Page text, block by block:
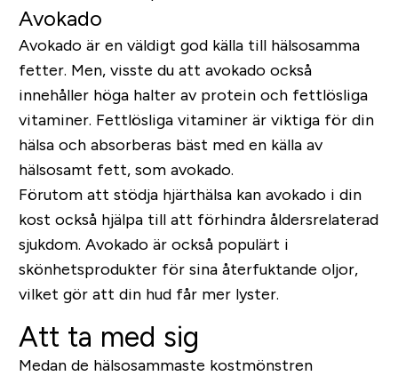
Avokado
Avokado är en väldigt god källa till hälsosamma
fetter. Men, visste du att avokado också
innehåller höga halter av protein och fettlösliga
vitaminer. Fettlösliga vitaminer är viktiga för din
hälsa och absorberas bäst med en källa av
hälsosamt fett, som avokado.
Förutom att stödja hjärthälsa kan avokado i din
kost också hjälpa till att förhindra åldersrelaterad
sjukdom. Avokado är också populärt i
skönhetsprodukter för sina återfuktande oljor,
vilket gör att din hud får mer lyster.
Att ta med sig
Medan de hälsosammaste kostmönstren